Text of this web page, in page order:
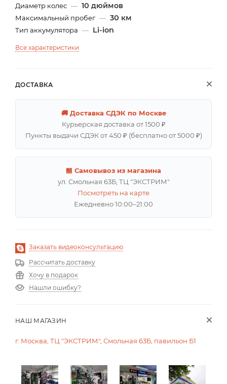
Диаметр колес — 10 дюймов
Максимальный пробег — 30 км
Тип аккумулятора — Li-ion
Все характеристики
ДОСТАВКА
🚚 Доставка СДЭК по Москве
Курьерская доставка от 1500 ₽
Пункты выдачи СДЭК от 450 ₽ (бесплатно от 5000 ₽)
🏪 Самовывоз из магазина
ул. Смольная 63Б, ТЦ "ЭКСТРИМ"
Посмотреть на карте
Ежедневно 10:00–21:00
Заказать видеоконсультацию
Рассчитать доставку
Хочу в подарок
Нашли ошибку?
НАШ МАГАЗИН
г. Москва, ТЦ "ЭКСТРИМ", Смольная 63Б, павильон Б1